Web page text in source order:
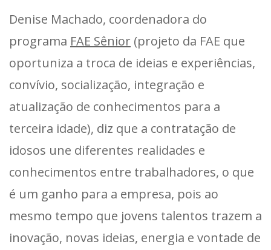
Denise Machado, coordenadora do
programa FAE Sênior (projeto da FAE que
oportuniza a troca de ideias e experiências,
convívio, socialização, integração e
atualização de conhecimentos para a
terceira idade), diz que a contratação de
idosos une diferentes realidades e
conhecimentos entre trabalhadores, o que
é um ganho para a empresa, pois ao
mesmo tempo que jovens talentos trazem a
inovação, novas ideias, energia e vontade de